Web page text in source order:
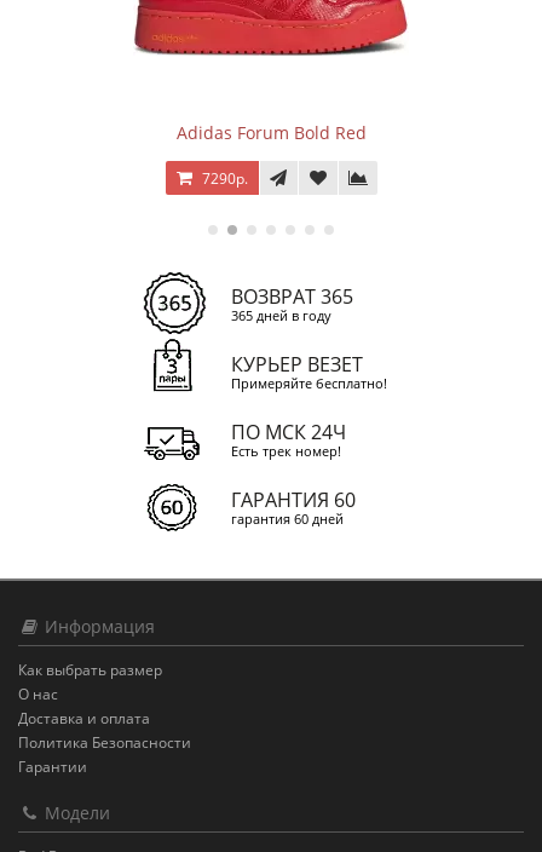
Adidas Forum Bold Red
7290р.
ВОЗВРАТ 365
365 дней в году
КУРЬЕР ВЕЗЕТ
Примеряйте бесплатно!
ПО МСК 24Ч
Есть трек номер!
ГАРАНТИЯ 60
гарантия 60 дней
Информация
Как выбрать размер
О нас
Доставка и оплата
Политика Безопасности
Гарантии
Модели